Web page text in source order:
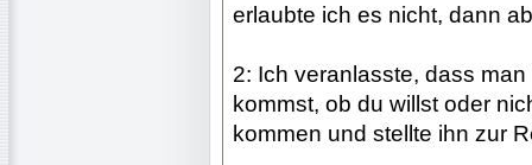
erlaubte ich es nicht, dann
2: Ich veranlasste, dass
kommst, ob du willst oder
kommen und stellte ihn zur